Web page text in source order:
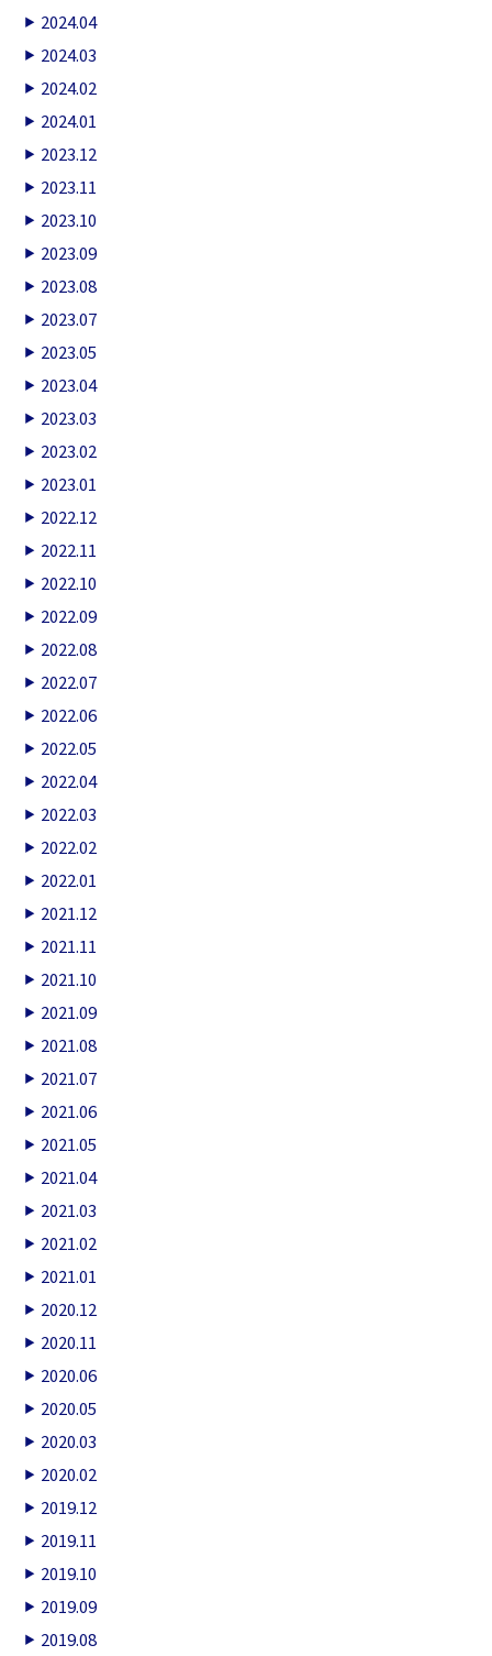
2024.04
2024.03
2024.02
2024.01
2023.12
2023.11
2023.10
2023.09
2023.08
2023.07
2023.05
2023.04
2023.03
2023.02
2023.01
2022.12
2022.11
2022.10
2022.09
2022.08
2022.07
2022.06
2022.05
2022.04
2022.03
2022.02
2022.01
2021.12
2021.11
2021.10
2021.09
2021.08
2021.07
2021.06
2021.05
2021.04
2021.03
2021.02
2021.01
2020.12
2020.11
2020.06
2020.05
2020.03
2020.02
2019.12
2019.11
2019.10
2019.09
2019.08